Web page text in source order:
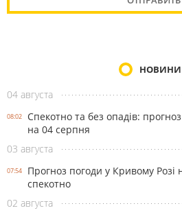
НОВИНИ
04 августа
08:02
Спекотно та без опадів:
на 04 серпня
03 августа
07:54
Прогноз погоди у Кривому Розі
спекотно
02 августа